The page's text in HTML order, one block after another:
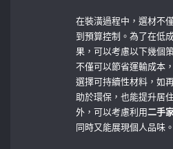
在裝潢過程中，選材不
到預算控制。為了在低
果，可以考慮以下幾個
不僅可以節省運輸成本
選擇可持續性材料，如
助於環保，也能提升居
外，可以考慮利用二手
同時又能展現個人品味。